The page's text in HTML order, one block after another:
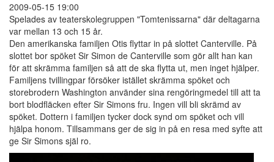
2009-05-15 19:00
Spelades av teaterskolegruppen "Tomtenissarna" där deltagarna
var mellan 13 och 15 år.
Den amerikanska familjen Otis flyttar in på slottet Canterville. På
slottet bor spöket Sir Simon de Canterville som gör allt han kan
för att skrämma familjen så att de ska flytta ut, men inget hjälper.
Familjens tvillingpar försöker istället skrämma spöket och
storebrodern Washington använder sina rengöringmedel till att ta
bort blodfläcken efter Sir Simons fru. Ingen vill bli skrämd av
spöket. Dottern i familjen tycker dock synd om spöket och vill
hjälpa honom. Tillsammans ger de sig in på en resa med syfte att
ge Sir Simons själ ro.